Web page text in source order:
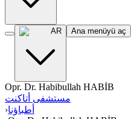
AR Ana menüyü aç
Opr. Dr. Habibullah HABİB
مستشفى أتاكنت
›أطباؤنا